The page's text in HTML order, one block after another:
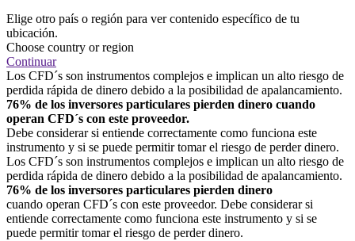
Elige otro país o región para ver contenido específico de tu
ubicación.
Choose country or region
Continuar
Los CFD´s son instrumentos complejos e implican un alto riesgo de
perdida rápida de dinero debido a la posibilidad de apalancamiento.
76% de los inversores particulares pierden dinero cuando
operan CFD´s con este proveedor.
Debe considerar si entiende correctamente como funciona este
instrumento y si se puede permitir tomar el riesgo de perder dinero.
Los CFD´s son instrumentos complejos e implican un alto riesgo de
perdida rápida de dinero debido a la posibilidad de apalancamiento.
76% de los inversores particulares pierden dinero
cuando operan CFD´s con este proveedor. Debe considerar si
entiende correctamente como funciona este instrumento y si se
puede permitir tomar el riesgo de perder dinero.